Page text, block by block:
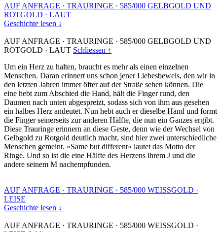
AUF ANFRAGE · TRAURINGE · 585/000 GELBGOLD UND
ROTGOLD · LAUT
Geschichte lesen ↓
AUF ANFRAGE · TRAURINGE · 585/000 GELBGOLD UND
ROTGOLD · LAUT Schliessen ↑
Um ein Herz zu halten, braucht es mehr als einen einzelnen
Menschen. Daran erinnert uns schon jener Liebesbeweis, den wir in
den letzten Jahren immer öfter auf der Straße sehen können. Die
eine hebt zum Abschied die Hand, hält die Finger rund, den
Daumen nach unten abgespreizt, sodass sich von ihm aus gesehen
ein halbes Herz andeutet. Nun hebt auch er dieselbe Hand und formt
die Finger seinerseits zur anderen Hälfte, die nun ein Ganzes ergibt.
Diese Trauringe erinnern an diese Geste, denn wie der Wechsel von
Gelbgold zu Rotgold deutlich macht, sind hier zwei unterschiedliche
Menschen gemeint. »Same but different« lautet das Motto der
Ringe. Und so ist die eine Hälfte des Herzens ihrem J und die
andere seinem M nachempfunden.
AUF ANFRAGE · TRAURINGE · 585/000 WEISSGOLD ·
LEISE
Geschichte lesen ↓
AUF ANFRAGE · TRAURINGE · 585/000 WEISSGOLD ·